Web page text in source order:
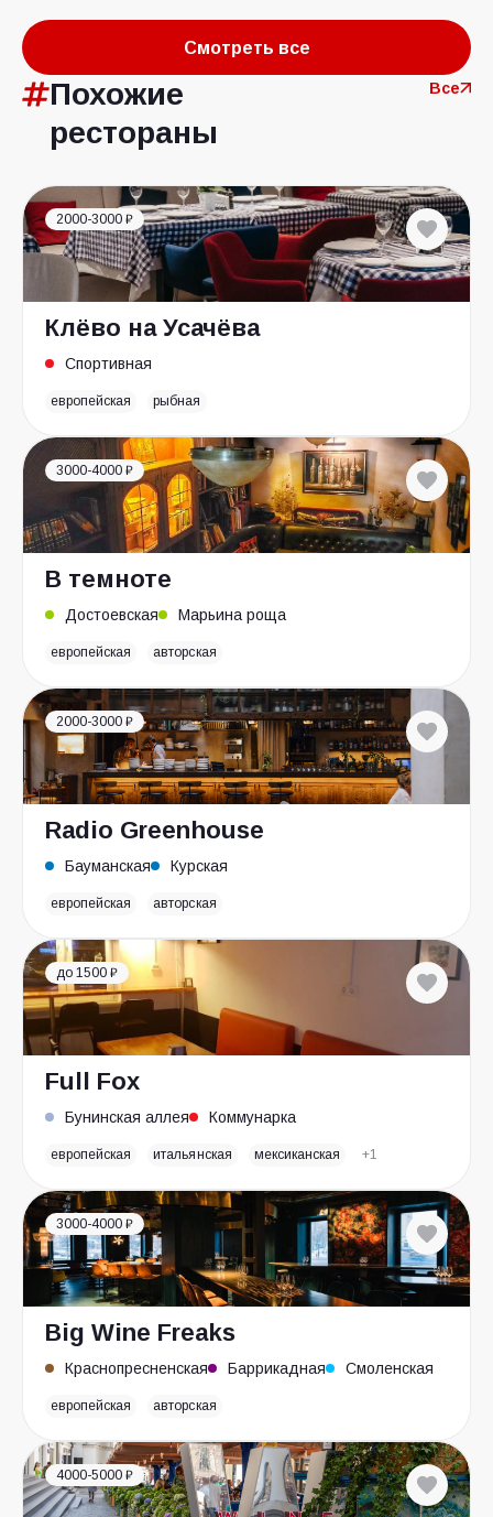
Смотреть все
Похожие
рестораны
Все
2000-3000 ₽
Клёво на Усачёва
Спортивная
европейская рыбная
3000-4000 ₽
В темноте
Достоевская Марьина роща
европейская авторская
2000-3000 ₽
Radio Greenhouse
Бауманская Курская
европейская авторская
до 1500 ₽
Full Fox
Бунинская аллея Коммунарка
европейская итальянская мексиканская +1
3000-4000 ₽
Big Wine Freaks
Краснопресненская Баррикадная Смоленская
европейская авторская
4000-5000 ₽